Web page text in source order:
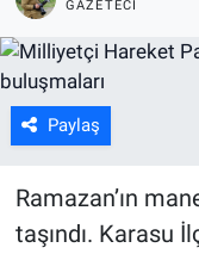
GAZETECI
Paylaş
Ramazan’ın
taşındı. Karasu